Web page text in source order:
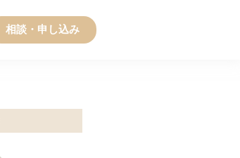
相談・申し込み